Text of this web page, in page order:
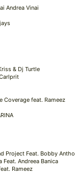
Andrea Vinai
& Dj Turtle
Coverage feat. Rameez
Project Feat. Bobby
Feat. Andreea Banica
Rameez